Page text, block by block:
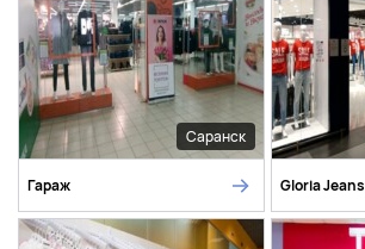
Саранск
Гараж Gloria Jeans